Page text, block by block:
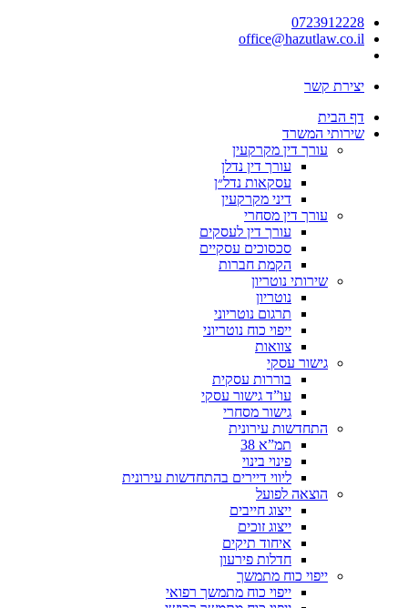
0723912228
office@hazutlaw.co.il
יצירת קשר
דף הבית
שירותי המשרד
עורך דין מקרקעין
עורך דין נדלן
עסקאות נדל״ן
דיני מקרקעין
עורך דין מסחרי
עורך דין לעסקים
סכסוכים עסקיים
הקמת חברות
שירותי נוטריון
נוטריון
תרגום נוטריוני
ייפוי כוח נוטריוני
צוואות
גישור עסקי
בוררות עסקית
עו”ד גישור עסקי
גישור מסחרי
התחדשות עירונית
תמ”א 38
פינוי בינוי
ליווי דיירים בהתחדשות עירונית
הוצאה לפועל
ייצוג חייבים
ייצוג זוכים
איחוד תיקים
חדלות פירעון
ייפוי כוח מתמשך
ייפוי כוח מתמשך רפואי